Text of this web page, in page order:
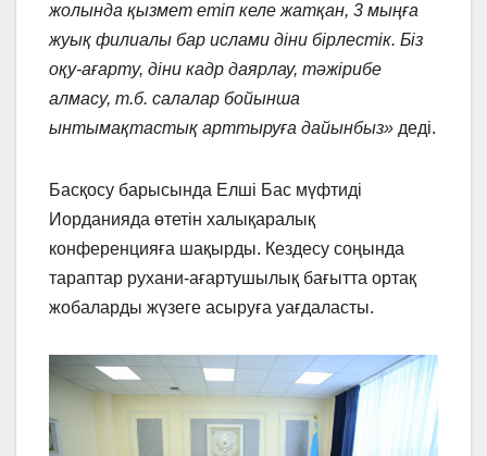
жолында қызмет етіп келе жатқан, 3 мыңға
жуық филиалы бар ислами діни бірлестік. Біз
оқу-ағарту, діни кадр даярлау, тәжірибе
алмасу, т.б. салалар бойынша
ынтымақтастық арттыруға дайынбыз» деді.
Басқосу барысында Елші Бас мүфтиді
Иорданияда өтетін халықаралық
конференцияға шақырды. Кездесу соңында
тараптар рухани-ағартушылық бағытта ортақ
жобаларды жүзеге асыруға уағдаласты.